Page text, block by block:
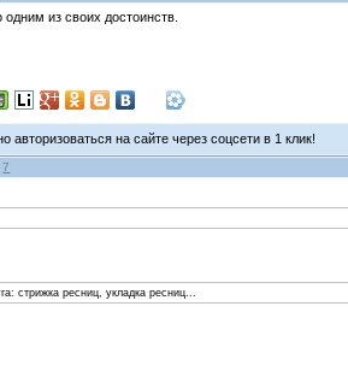
из своих достоинств.
авторизоваться на сайте через соцсети в 1 клик!
7
стрижка ресниц, укладка ресниц...